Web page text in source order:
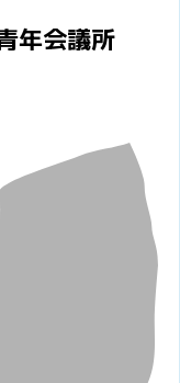
年会議所